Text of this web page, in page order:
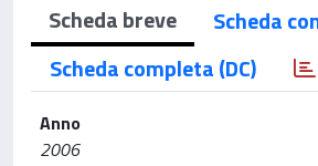
Scheda breve
Scheda
Scheda completa (DC)
Anno
2006